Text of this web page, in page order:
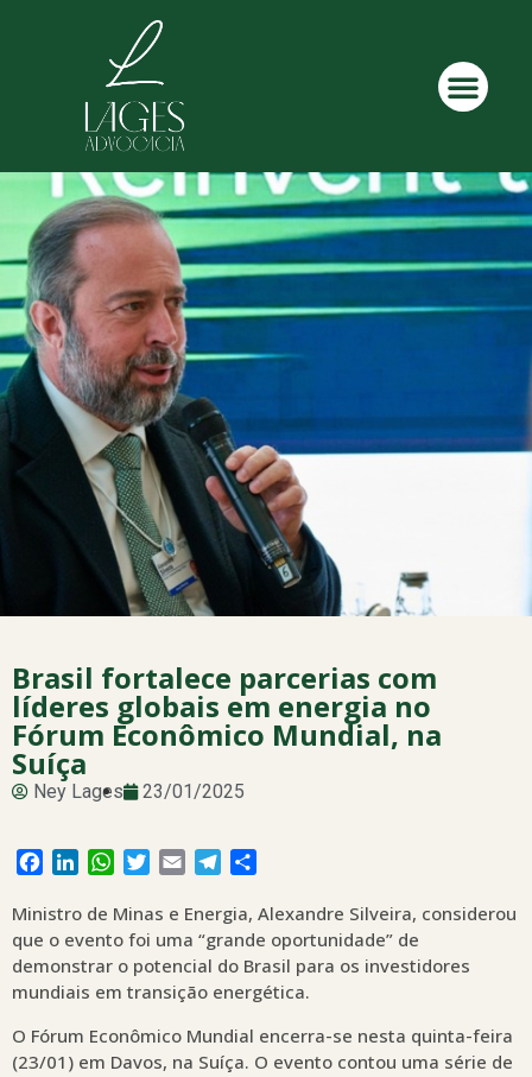
Brasil fortalece parcerias com
líderes globais em energia no
Fórum Econômico Mundial, na
Suíça
Ney Lages 23/01/2025
Facebook
LinkedInWhatsApp
Twitter
Email Telegram
Ministro de Minas e Energia, Alexandre Silveira, considerou
que o evento foi uma “grande oportunidade” de
demonstrar o potencial do Brasil para os investidores
mundiais em transição energética.
O Fórum Econômico Mundial encerra-se nesta quinta-feira
(23/01) em Davos, na Suíça. O evento contou uma série de